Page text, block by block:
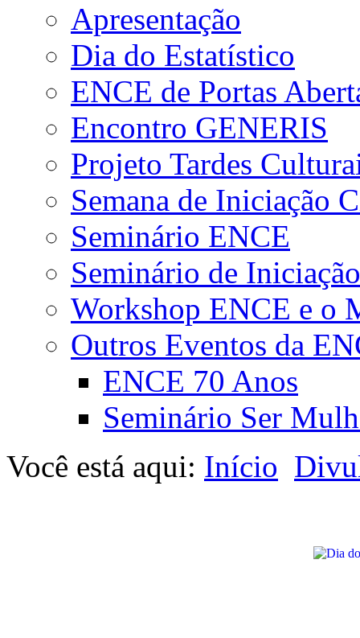
Apresentação
Dia do Estatístico
ENCE de Portas
Encontro GENERIS
Projeto Tardes
Semana de Iniciação
Seminário ENCE
Seminário de
Workshop ENCE e o
Outros Eventos da
ENCE 70 Anos
Seminário Ser
Você está aqui: Início